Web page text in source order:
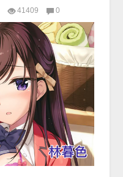
41409 0